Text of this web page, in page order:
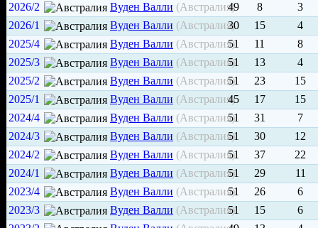
2026/2 Вуден Валли (Австралия)49 8
3
2026/1
Вуден Валли (Австралия)30 15
4
2025/4
Вуден Валли (Австралия)
51 11
8
2025/3
Вуден Валли (Австралия)
51 13
4
2025/2
Вуден Валли (Австралия)
51 23
15
2025/1
Вуден Валли (Австралия)45 17
15
2024/4
Вуден Валли (Австралия)
51 31
7
2024/3
Вуден Валли (Австралия)
51 30
12
2024/2
Вуден Валли (Австралия)
51 37
22
2024/1
Вуден Валли (Австралия)
51 29
11
2023/4
Вуден Валли (Австралия)
51 26
6
2023/3
Вуден Валли (Австралия)
51 15
6